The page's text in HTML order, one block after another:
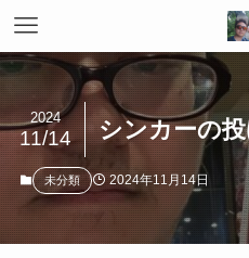
シンカーの
2024
11/14
未分類 2024年11月14日